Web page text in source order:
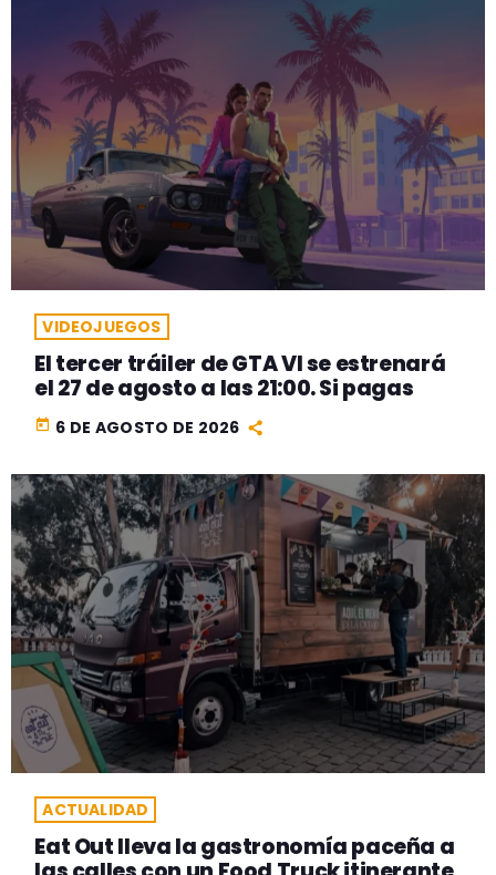
VIDEOJUEGOS
El tercer tráiler de GTA VI se estrenará
el 27 de agosto a las 21:00. Si pagas
today 6 DE AGOSTO DE 2026
ACTUALIDAD
Eat Out lleva la gastronomía paceña a